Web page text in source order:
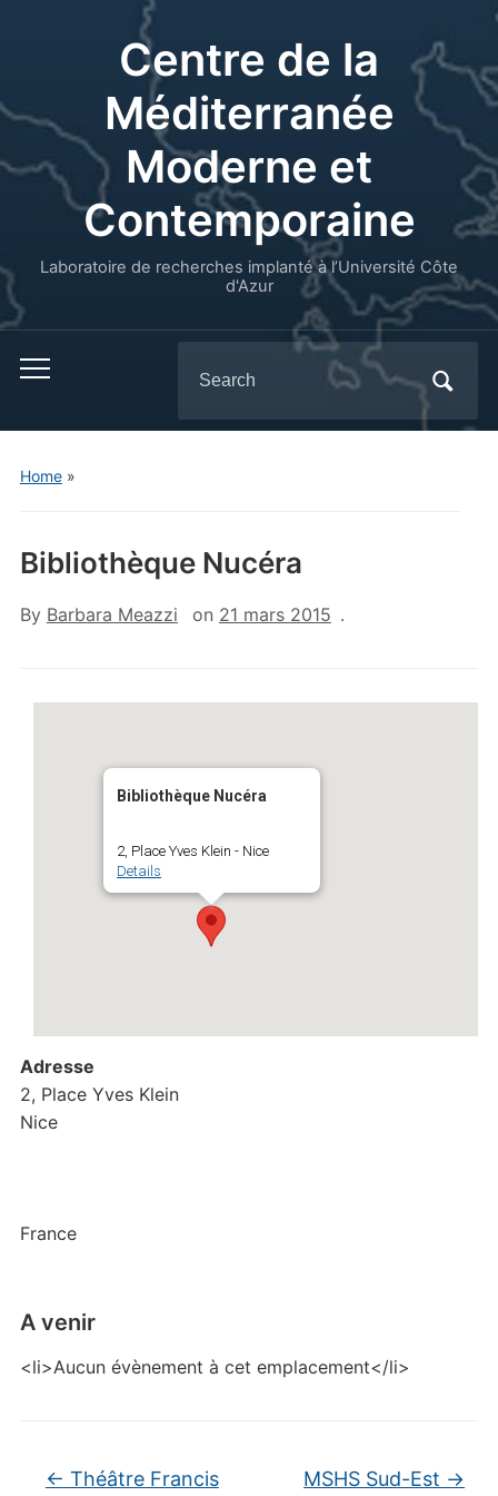
Centre de la
Méditerranée
Moderne et
Contemporaine
Laboratoire de recherches implanté à l’Université Côte
d'Azur
for:
Home»
Bibliothèque Nucéra
By Barbara Meazzi on 21 mars 2015 .
Bibliothèque Nucéra
2, Place Yves Klein - Nice
Details
Adresse
2, Place Yves Klein
Nice
France
A venir
<li>Aucun évènement à cet emplacement</li>
← Théâtre Francis MSHS Sud-Est →